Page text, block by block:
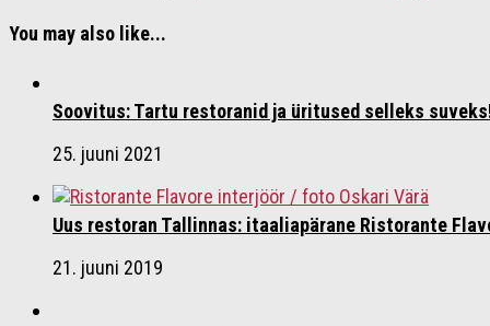
You may also like...
Soovitus: Tartu restoranid ja üritused selleks
25. juuni 2021
Uus restoran Tallinnas: itaaliapärane Ristorante
21. juuni 2019